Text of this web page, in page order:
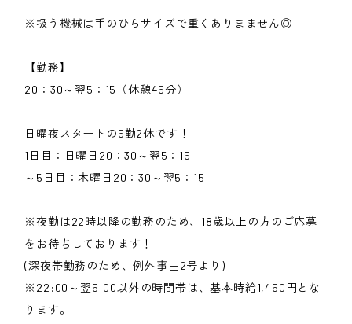
※扱う機械は手のひらサイズで重くありまません◎
【勤務】
20：30～翌5：15（休憩45分）
日曜夜スタートの5勤2休です！
1日目：日曜日20：30～翌5：15
～5日目：木曜日20：30～翌5：15
※夜勤は22時以降の勤務のため、18歳以上の方のご応募
をお待ちしております！
(深夜帯勤務のため、例外事由2号より)
※22:00～翌5:00以外の時間帯は、基本時給1,450円とな
ります。